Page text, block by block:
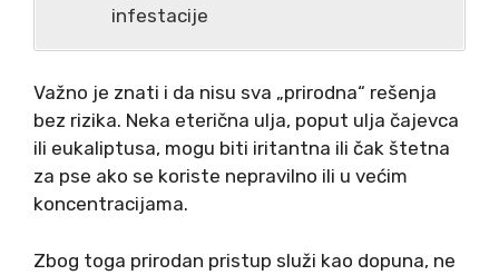
infestacije
Važno je znati i da nisu sva „prirodna“ rešenja
bez rizika. Neka eterična ulja, poput ulja čajevca
ili eukaliptusa, mogu biti iritantna ili čak štetna
za pse ako se koriste nepravilno ili u većim
koncentracijama.
Zbog toga prirodan pristup služi kao dopuna, ne